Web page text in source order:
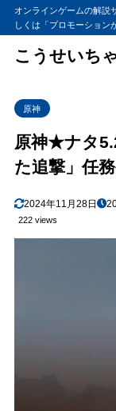
オンラインゲームの解説
しくは「プロモーション
こうせいち
原神
原神★ナタ
た追撃」任
2024年11月28日
222 views